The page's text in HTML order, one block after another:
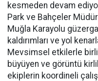
kesmeden devam
Park ve Bahçeler
Muğla Karayolu
kaldırımları ve yol
Mevsimsel etkilerle
büyüyen ve görüntü
ekiplerin koordineli